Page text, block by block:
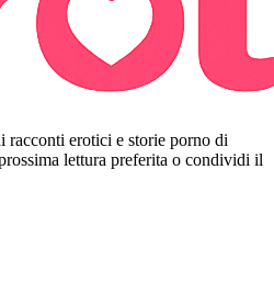
racconti erotici e storie porno di
lettura preferita o condividi il